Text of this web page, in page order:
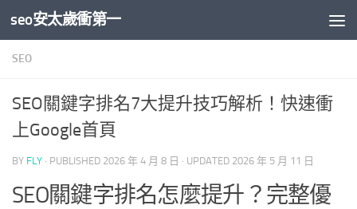
Skip to content
seo安太歲衝第一
SEO
SEO關鍵字排名7大提升技巧解析！快速衝
上Google首頁
BY FLY · PUBLISHED 2026 年 4 月 8 日 · UPDATED 2026 年 5 月 11 日
SEO關鍵字排名怎麼提升？完整優